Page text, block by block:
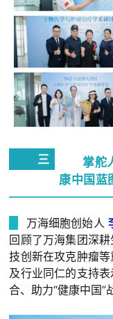
三
掌舵
康中国蓝
万海细胞创始人
回顾了万海集团深
技创新在攻克肿瘤
及行业同仁的支持
合、助力“健康中国”